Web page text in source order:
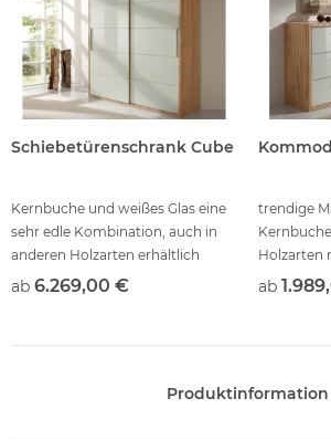
Schiebetürenschrank Cube
Kernbuche und weißes Glas eine
sehr edle Kombination, auch in
anderen Holzarten erhältlich
ab 6.269,00 €
trendige
Holzarten
ab
Produktinformation